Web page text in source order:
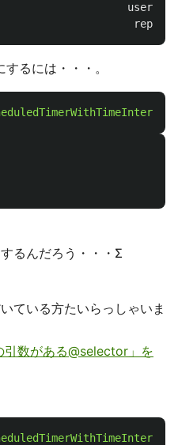
userInfo
repeats
るには・・・。
るんだろう・・・Σ
ている方たいらっしゃいま
数がある@selector」を